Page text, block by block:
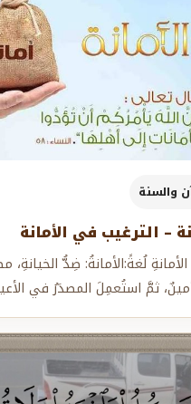
والسنة
– الترغيب في الأمانة
لُغةً:الأمانةُ: ضِدُّ الخيانةِ،
ثمَّ استُعمِلَ المصدَرُ في